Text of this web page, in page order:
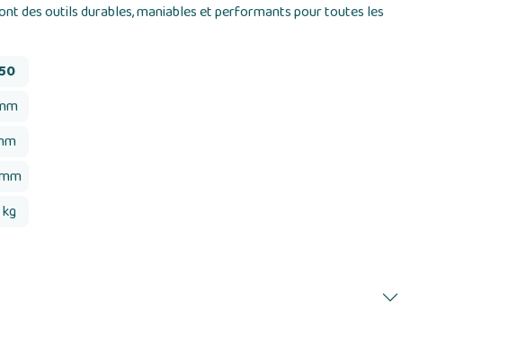
des outils durables, maniables et performants pour toutes les